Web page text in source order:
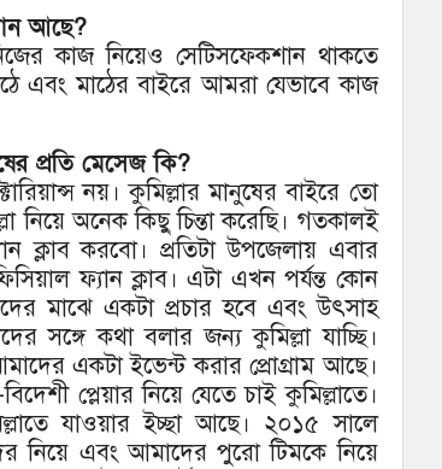
আছে?
কাজ নিয়েও সেটিসফেকশান থাকতে
এবং মাঠের বাইরে আমরা যেভাবে কাজ
প্রতি মেসেজ কি?
নয়। কুমিল্লার মানুষের বাইরে তো
অনেক কিছু চিন্তা করেছি। গতকালই
ক্লাব করবো। প্রতিটা উপজেলায় এবার
ফ্যান ক্লাব। এটা এখন পর্যন্ত কোন
মাঝে একটা প্রচার হবে এবং উৎসাহ
সঙ্গে কথা বলার জন্য কুমিল্লা যাচ্ছি।
একটা ইভেন্ট করার প্রোগ্রাম আছে।
প্লেয়ার নিয়ে যেতে চাই কুমিল্লাতে।
যাওয়ার ইচ্ছা আছে। ২০১৫ সালে
নিয়ে এবং আমাদের পুরো টিমকে নিয়ে